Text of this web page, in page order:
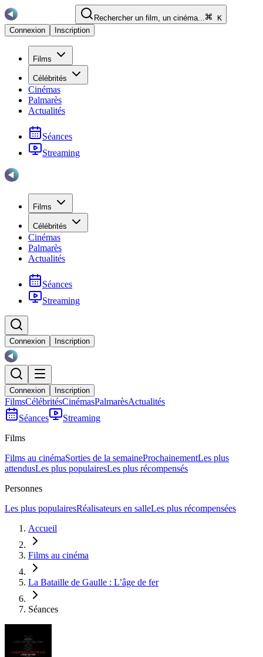
Rechercher un film, un cinéma...
K
Connexion
Inscription
Films
Célébrités
Cinémas
Palmarès
Actualités
Séances
Streaming
Films
Célébrités
Cinémas
Palmarès
Actualités
Séances
Streaming
Connexion Inscription
Connexion Inscription
FilmsCélébritésCinémasPalmarèsActualités
Séances
Streaming
Films
Films au cinémaSorties de la semaineProchainementLes plus
attendusLes plus populairesLes plus récompensés
Personnes
Les plus populairesRéalisateurs en salleLes plus récompensées
Accueil
Films au cinéma
La Bataille de Gaulle : L’âge de fer
Séances